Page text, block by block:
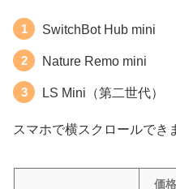
SwitchBot Hub mini
Nature Remo mini
LS Mini（第二世代）
スマホで横スクロールでき
価格